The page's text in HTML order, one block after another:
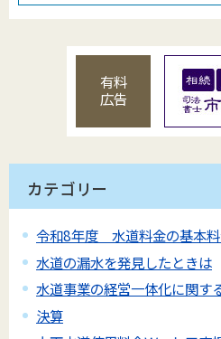
有料
広告
カテゴリー
令和8年度 水道料金の基本料
水道の漏水を発見したときは
水道事業の経営一体化に関す
決算